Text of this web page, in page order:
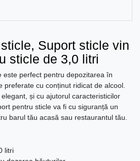
Suport sticle vin
sticle de 3,0 litri
este perfect pentru depozitarea în
preferate cu conținut ridicat de alcool.
și cu ajutorul caracteristicilor
pentru sticle va fi cu siguranță un
barul tău acasă sau restaurantul tău.
litri